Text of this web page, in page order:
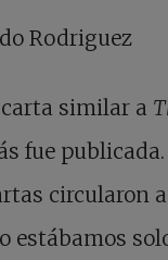
Rodriguez
similar a
fue
circularon
estábamos